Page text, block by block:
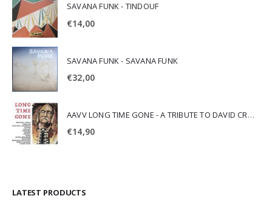
SAVANA FUNK - TINDOUF
€14,00
SAVANA FUNK - SAVANA FUNK
€32,00
AAVV LONG TIME GONE - A TRIBUTE TO DAVID CROSBY
€14,90
LATEST PRODUCTS